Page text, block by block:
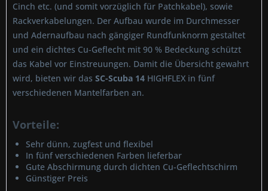
Cinch etc. (und somit vorzüglich für Patchkabel), sowie
Rackverkabelungen. Der Aufbau wurde im Durchmesser
und Adernaufbau nach gängiger Rundfunknorm gestaltet
und ein dichtes Cu-Geflecht mit 90 % Bedeckung schützt
das Kabel vor Einstreuungen. Damit die Übersicht gewahrt
wird, bieten wir das SC-Scuba 14 HIGHFLEX in fünf
verschiedenen Mantelfarben an.
Vorteile:
Sehr dünn, zugfest und flexibel
In fünf verschiedenen Farben lieferbar
Gute Abschirmung durch dichten Cu-Geflechtschirm
Günstiger Preis